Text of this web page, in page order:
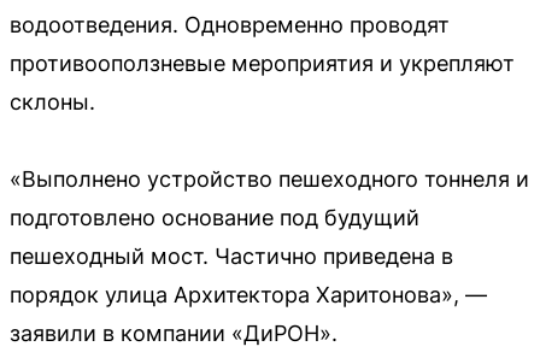
водоотведения. Одновременно проводят
противооползневые мероприятия и укрепляют
склоны.
«Выполнено устройство пешеходного тоннеля и
подготовлено основание под будущий
пешеходный мост. Частично приведена в
порядок улица Архитектора Харитонова», —
заявили в компании «ДиРОН».